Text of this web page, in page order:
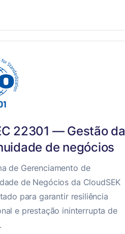
22301 — Gestão da
de negócios
de Gerenciamento de
de Negócios da CloudSEK
para garantir resiliência
e prestação ininterrupta de